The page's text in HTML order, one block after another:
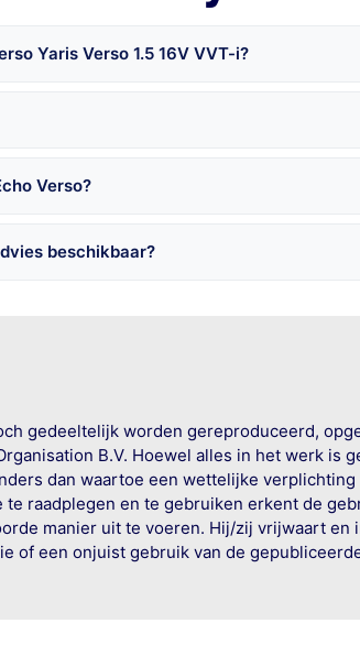
Yaris Verso 1.5 16V VVT-i?
Verso?
beschikbaar?
gedeeltelijk worden gereproduceerd,
B.V. Hoewel alles in het werk is
dan waartoe een wettelijke
raadplegen en te gebruiken erkent de
manier uit te voeren. Hij/zij vrijwaart en
of een onjuist gebruik van de